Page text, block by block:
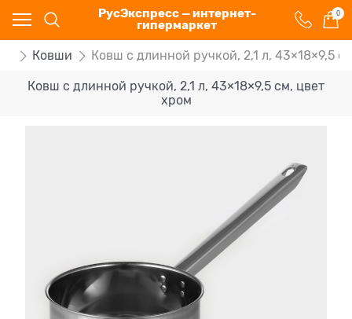
РусЭкспресс — интернет-
гипермаркет
0
Ковши Ковш с длинной ручкой, 2,1 л, 43×18×9,5
Ковш с длинной ручкой, 2,1 л, 43×18×9,5 см, цвет
хром